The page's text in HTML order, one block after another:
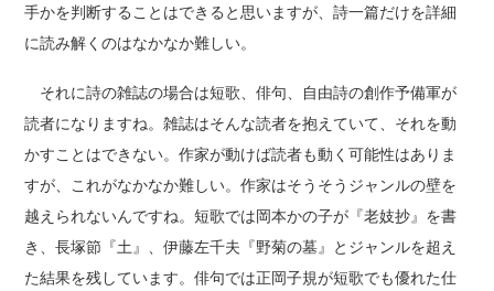
手かを判断することはできると思いますが、詩一篇だけを詳細
に読み解くのはなかなか難しい。
それに詩の雑誌の場合は短歌、俳句、自由詩の創作予備軍が
読者になりますね。雑誌はそんな読者を抱えていて、それを動
かすことはできない。作家が動けば読者も動く可能性はありま
すが、これがなかなか難しい。作家はそうそうジャンルの壁を
越えられないんですね。短歌では岡本かの子が『老妓抄』を書
き、長塚節『土』、伊藤左千夫『野菊の墓』とジャンルを超え
た結果を残しています。俳句では正岡子規が短歌でも優れた仕